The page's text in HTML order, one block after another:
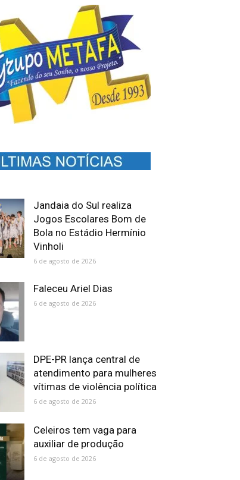
Jandaia do Sul realiza
Jogos Escolares Bom de
Bola no Estádio Hermínio
Vinholi
6 de agosto de 2026
Faleceu Ariel Dias
6 de agosto de 2026
DPE-PR lança central de
atendimento para mulheres
vítimas de violência política
6 de agosto de 2026
Celeiros tem vaga para
auxiliar de produção
6 de agosto de 2026